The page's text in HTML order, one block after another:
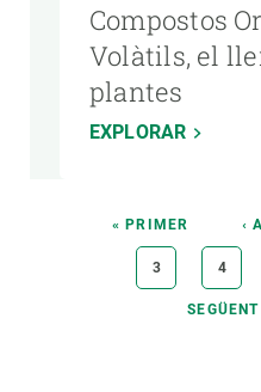
Compostos
Volàtils, el
plantes
EXPLORAR
PaginacióPRIMERA
PÀGINA
« PRIMER ‹
PÀGINA
3 4
PÀGINA
SEGÜENT